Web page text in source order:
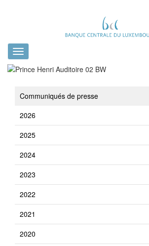
Toggle
navigation
Communiqués de presse
2026
2025
2024
2023
2022
2021
2020